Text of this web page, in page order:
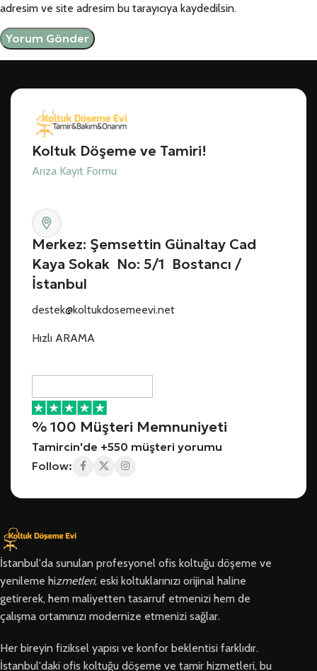
adresim ve site adresim bu tarayıcıya kaydedilsin.
Koltuk Döşeme ve Tamiri!
Arıza Kayıt Formu
Merkez: Şemsettin Günaltay Cad
Kaya Sokak No: 5/1 Bostancı /
İstanbul
destek@koltukdosemeevi.net
Hızlı ARAMA
% 100 Müşteri Memnuniyeti
Tamircin'de +550 müşteri yorumu
Follow:
İstanbul'da sunulan profesyonel ofis koltuğu döşeme ve
yenileme hizmetleri, eski koltuklarınızı orijinal haline
getirerek, hem maliyetten tasarruf etmenizi hem de
çalışma ortamınızı modernize etmenizi sağlar.
Her bireyin fiziksel yapısı ve konfor beklentisi farklıdır.
İstanbul'daki ofis koltuğu döşeme ve tamir hizmetleri, bu